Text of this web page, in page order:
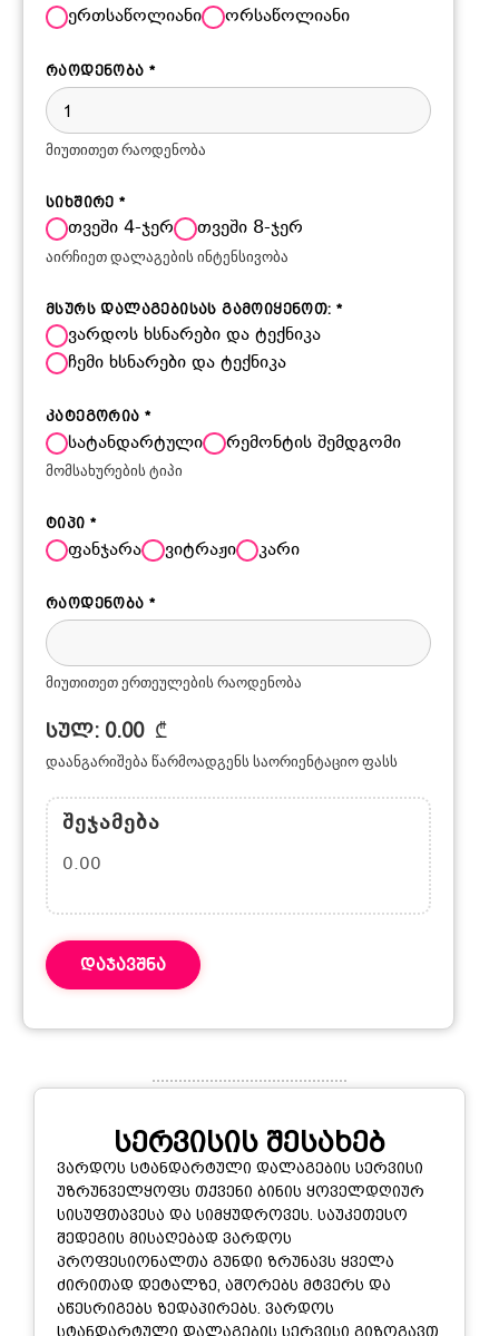
ერთსაწოლიანი ორსაწოლიანი
რაოდენობა*
მიუთითეთ რაოდენობა
სიხშირე*
თვეში 4-ჯერ თვეში 8-ჯერ
აირჩიეთ დალაგების ინტენსივობა
მსურს დალაგებისას გამოიყენოთ: *
ვარდოს ხსნარები და ტექნიკა
ჩემი ხსნარები და ტექნიკა
კატეგორია*
სატანდარტული რემონტის შემდგომი
მომსახურების ტიპი
ტიპი *
ფანჯარა ვიტრაჟი კარი
რაოდენობა*
მიუთითეთ ერთეულების რაოდენობა
სულ: 0.00₾
დაანგარიშება წარმოადგენს საორიენტაციო ფასს
ᲨᲔᲯᲐᲛᲔᲑᲐ
0.00
დაჯავშნა
სერვისის შესახებ
ვარდოს სტანდარტული დალაგების სერვისი
უზრუნველყოფს თქვენი ბინის ყოველდღიურ
სისუფთავესა და სიმყუდროვეს. საუკეთესო
შედეგის მისაღებად ვარდოს
პროფესიონალთა გუნდი ზრუნავს ყველა
ძირითად დეტალზე, აშორებს მტვერს და
აწესრიგებს ზედაპირებს. ვარდოს
სტანდარტული დალაგების სერვისი გიზოგავთ